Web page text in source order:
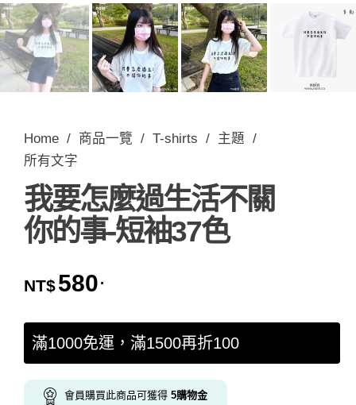
Home / 商品一覽 / T-shirts / 主題 /
所有文字
我要怎麼過生活不關
你的事-短袖37色
NT$580 .
滿1000免運，滿1500再折100
會員購買此商品可獲得 5購物金